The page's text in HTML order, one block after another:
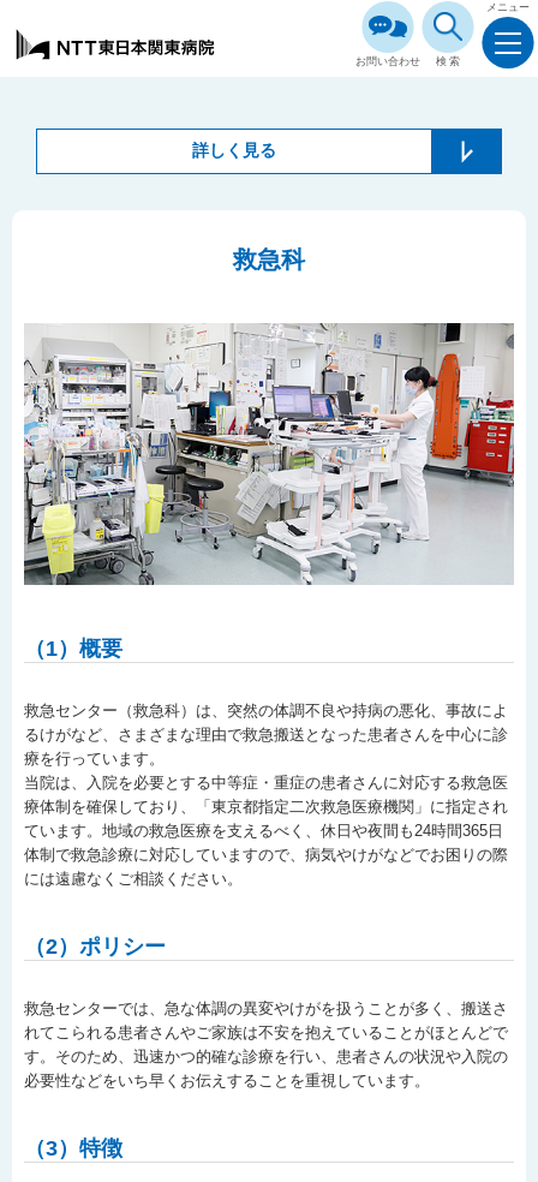
お問い合わせ 検索
メニュー
詳しく見る
救急科
（1）概要
救急センター（救急科）は、突然の体調不良や持病の悪化、事故によ
るけがなど、さまざまな理由で救急搬送となった患者さんを中心に診
療を行っています。
当院は、入院を必要とする中等症・重症の患者さんに対応する救急医
療体制を確保しており、「東京都指定二次救急医療機関」に指定され
ています。地域の救急医療を支えるべく、休日や夜間も24時間365日
体制で救急診療に対応していますので、病気やけがなどでお困りの際
には遠慮なくご相談ください。
（2）ポリシー
救急センターでは、急な体調の異変やけがを扱うことが多く、搬送さ
れてこられる患者さんやご家族は不安を抱えていることがほとんどで
す。そのため、迅速かつ的確な診療を行い、患者さんの状況や入院の
必要性などをいち早くお伝えすることを重視しています。
（3）特徴